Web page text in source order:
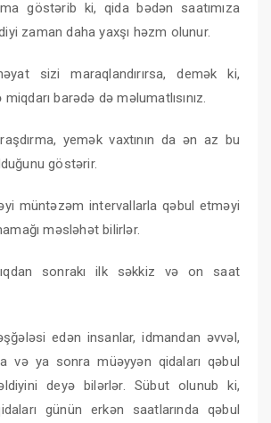
göstərib ki, qida bədən saatımıza
zaman daha yaxşı həzm olunur.
sizi maraqlandırırsa, demək ki,
barədə də məlumatlısınız.
yemək vaxtının da ən az bu
göstərir.
müntəzəm intervallarla qəbul etməyi
məsləhət bilirlər.
sonrakı ilk səkkiz və on saat
edən insanlar, idmandan əvvəl,
və ya sonra müəyyən qidaları qəbul
deyə bilərlər. Sübut olunub ki,
günün erkən saatlarında qəbul